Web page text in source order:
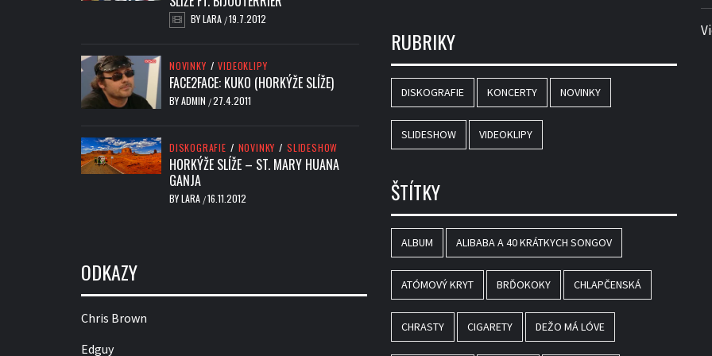
BYLARA /19.7.2012
NOVINKY / VIDEOKLIPY
FACE2FACE: KUKO (HORKÝŽE SLÍŽE)
BYADMIN /27.4.2011
DISKOGRAFIE / NOVINKY / SLIDESHOW
HORKÝŽE SLÍŽE – ST. MARY HUANA
GANJA
BYLARA /16.11.2012
ODKAZY
Chris Brown
Edguy
RUBRIKY
DISKOGRAFIE KONCERTY NOVINKY
SLIDESHOW VIDEOKLIPY
ŠTÍTKY
ALBUM ALIBABA A 40 KRÁTKYCH SONGOV
ATÓMOVÝ KRYT BRĎOKOKY CHLAPČENSKÁ
CHRASTY CIGARETY DEŽO MÁ LÓVE